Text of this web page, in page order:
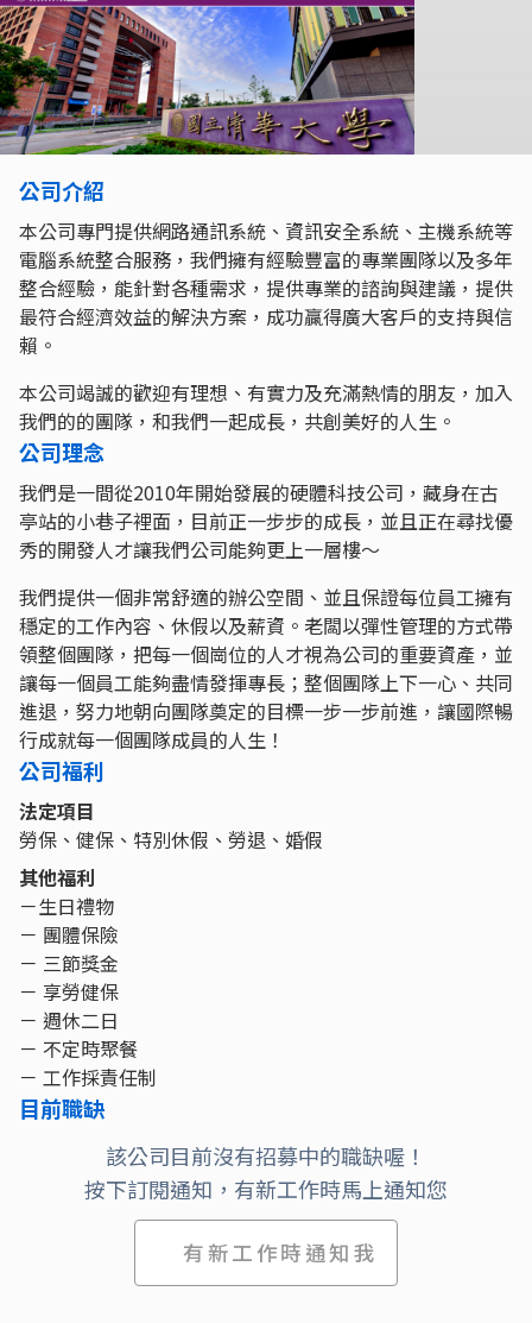
公司介紹
本公司專門提供網路通訊系統、資訊安全系統、主機系統等
電腦系統整合服務，我們擁有經驗豐富的專業團隊以及多年
整合經驗，能針對各種需求，提供專業的諮詢與建議，提供
最符合經濟效益的解決方案，成功贏得廣大客戶的支持與信
賴。
本公司竭誠的歡迎有理想、有實力及充滿熱情的朋友，加入
我們的的團隊，和我們一起成長，共創美好的人生。
公司理念
我們是一間從2010年開始發展的硬體科技公司，藏身在古
亭站的小巷子裡面，目前正一步步的成長，並且正在尋找優
秀的開發人才讓我們公司能夠更上一層樓～
我們提供一個非常舒適的辦公空間、並且保證每位員工擁有
穩定的工作內容、休假以及薪資。老闆以彈性管理的方式帶
領整個團隊，把每一個崗位的人才視為公司的重要資產，並
讓每一個員工能夠盡情發揮專長；整個團隊上下一心、共同
進退，努力地朝向團隊奠定的目標一步一步前進，讓國際暢
行成就每一個團隊成員的人生！
公司福利
法定項目
勞保、健保、特別休假、勞退、婚假
其他福利
－生日禮物
－ 團體保險
－ 三節獎金
－ 享勞健保
－ 週休二日
－ 不定時聚餐
－ 工作採責任制
目前職缺
該公司目前沒有招募中的職缺喔！
按下訂閱通知，有新工作時馬上通知您
有新工作時通知我